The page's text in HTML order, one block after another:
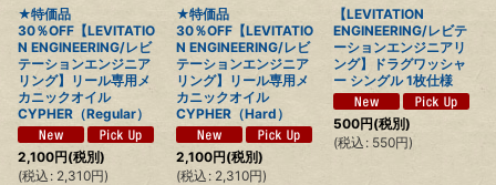
★特価品
30％OFF【LEVITATIO
N ENGINEERING/レビ
テーションエンジニア
リング】リール専用メ
カニックオイル
CYPHER（Regular）
2,100円(税別)
(税込 : 2,310円)
★特価品
30％OFF【LEVITATIO
N ENGINEERING/レビ
テーションエンジニア
リング】リール専用メ
カニックオイル
CYPHER（Hard）
2,100円(税別)
(税込 : 2,310円)
【LEVITATION
ENGINEERING/レビテ
ーションエンジニアリ
ング】ドラグワッシャ
ー シングル 1枚仕様
500円(税別)
(税込 : 550円)